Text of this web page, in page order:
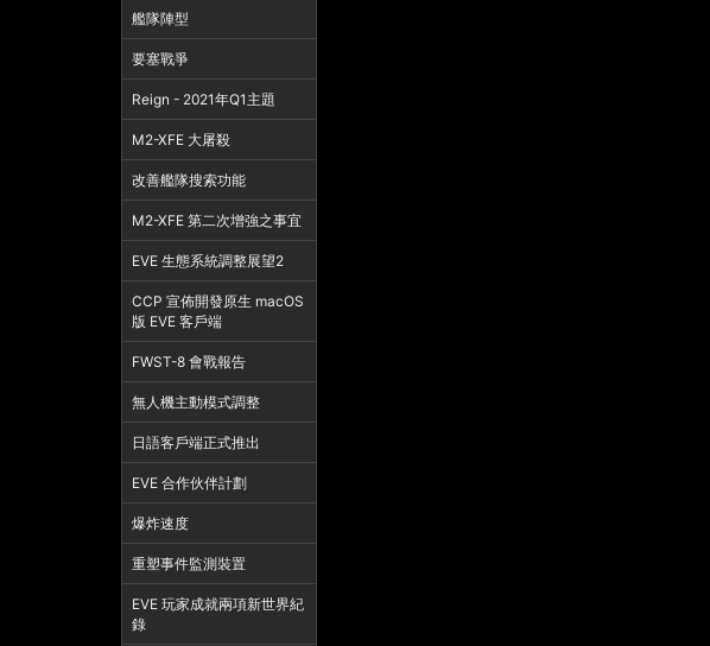
艦隊陣型
要塞戰爭
Reign - 2021年Q1主題
M2-XFE 大屠殺
改善艦隊搜索功能
M2-XFE 第二次增強之事宜
EVE 生態系統調整展望2
CCP 宣佈開發原生 macOS
版 EVE 客戶端
FWST-8 會戰報告
無人機主動模式調整
日語客戶端正式推出
EVE 合作伙伴計劃
爆炸速度
重塑事件監測裝置
EVE 玩家成就兩項新世界紀
錄